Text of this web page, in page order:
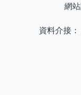
網站
資料介接：